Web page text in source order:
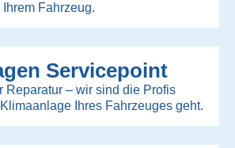
Fahrzeug.
Servicepoint
Reparatur – wir sind die Profis
Ihres Fahrzeuges geht.